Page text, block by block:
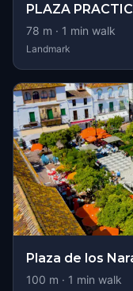
PLAZA
78 m · 1 min walk
Landmark
Plaza de los
100 m · 1 min walk